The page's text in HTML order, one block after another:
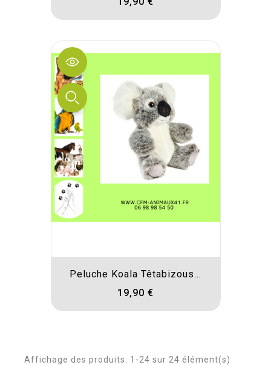
Peluche Koala Têtabizous...
19,90 €
Affichage des produits: 1-24 sur 24 élément(s)